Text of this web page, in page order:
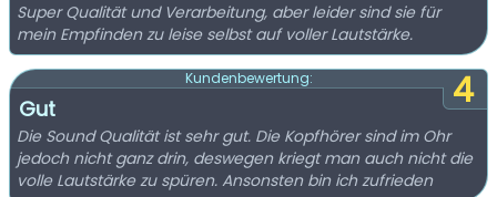
Super Qualität und Verarbeitung, aber leider sind sie für
mein Empfinden zu leise selbst auf voller Lautstärke.
4
Kundenbewertung:
Gut
Die Sound Qualität ist sehr gut. Die Kopfhörer sind im Ohr
jedoch nicht ganz drin, deswegen kriegt man auch nicht die
volle Lautstärke zu spüren. Ansonsten bin ich zufrieden